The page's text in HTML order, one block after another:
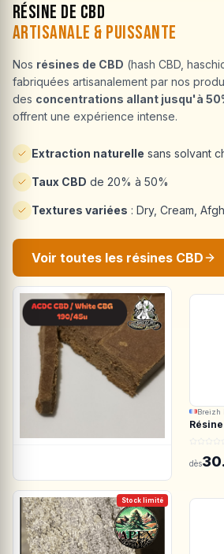
Breizh
dès
Stock limité
Résine de CBD
Artisanale & Puissante
Nos résines de CBD (hash CBD,
fabriquées artisanalement par nos
des concentrations allant jusqu'à
offrent une expérience intense.
Extraction naturelle sans solvant
Taux CBD de 20% à 50%
Textures variées : Dry, Cream,
Voir toutes les résines CBD